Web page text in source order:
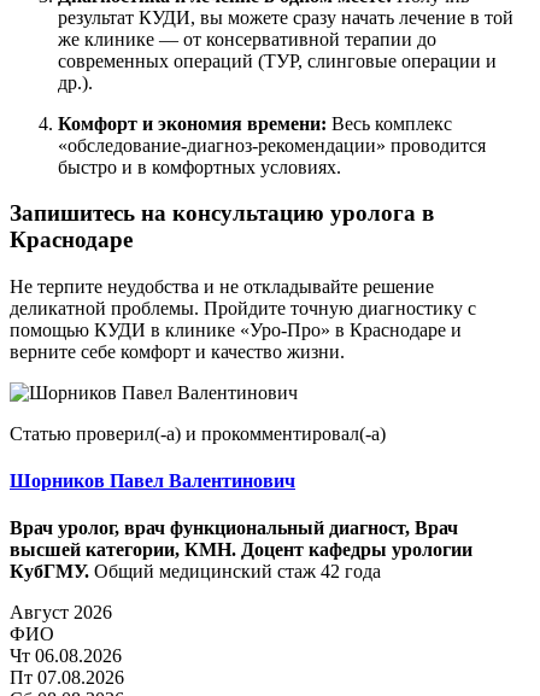
результат КУДИ, вы можете сразу начать лечение в той
же клинике — от консервативной терапии до
современных операций (ТУР, слинговые операции и
др.).
Комфорт и экономия времени: Весь комплекс
«обследование-диагноз-рекомендации» проводится
быстро и в комфортных условиях.
Запишитесь на консультацию уролога в
Краснодаре
Не терпите неудобства и не откладывайте решение
деликатной проблемы. Пройдите точную диагностику с
помощью КУДИ в клинике «Уро-Про» в Краснодаре и
верните себе комфорт и качество жизни.
Статью проверил(-а) и прокомментировал(-а)
Шорников Павел Валентинович
Врач уролог, врач функциональный диагност, Врач
высшей категории, КМН. Доцент кафедры урологии
КубГМУ. Общий медицинский стаж 42 года
Август 2026
ФИО
Чт 06.08.2026
Пт 07.08.2026